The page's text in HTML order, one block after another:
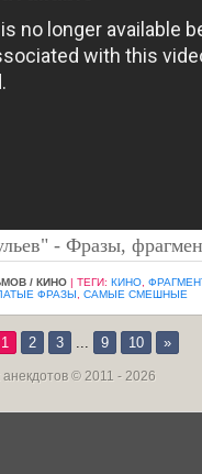
- Фразы,
/ КИНО | ТЕГИ: КИНО
ФРАЗЫ САМЫЕ СМЕШНЫЕ
1 2 3 ... 9 10 »
© 2011 - 2026